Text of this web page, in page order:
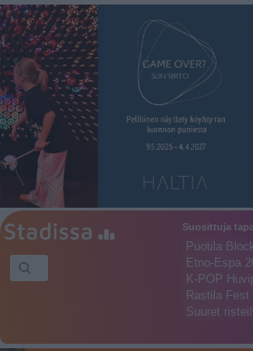
Suosittuja
Puotila
Etno-Espa
K-POP
Rastila Fest
Suuret